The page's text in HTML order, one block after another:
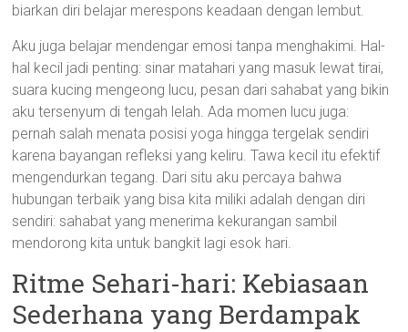
biarkan diri belajar merespons keadaan dengan lembut.
Aku juga belajar mendengar emosi tanpa menghakimi. Hal-
hal kecil jadi penting: sinar matahari yang masuk lewat tirai,
suara kucing mengeong lucu, pesan dari sahabat yang bikin
aku tersenyum di tengah lelah. Ada momen lucu juga:
pernah salah menata posisi yoga hingga tergelak sendiri
karena bayangan refleksi yang keliru. Tawa kecil itu efektif
mengendurkan tegang. Dari situ aku percaya bahwa
hubungan terbaik yang bisa kita miliki adalah dengan diri
sendiri: sahabat yang menerima kekurangan sambil
mendorong kita untuk bangkit lagi esok hari.
Ritme Sehari-hari: Kebiasaan
Sederhana yang Berdampak